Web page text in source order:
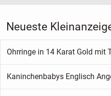
Neueste
Kaninchenbabys Englisch